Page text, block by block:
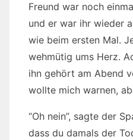
Freund war noch
und er war ihr wieder
wie beim ersten Mal.
wehmütig ums Herz.
ihn gehört am Abend
wollte mich warnen,
“Oh nein”, sagte der
dass du damals der